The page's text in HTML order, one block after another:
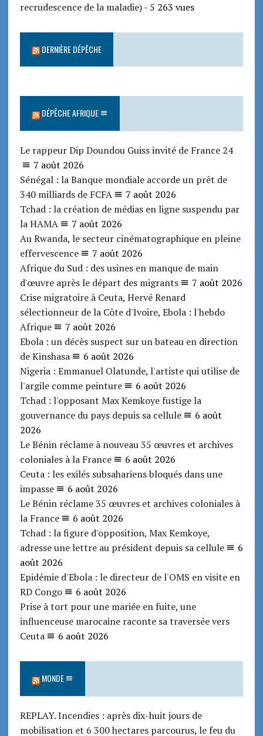
recrudescence de la maladie)- 5 263 vues
DERNIÈRE DÉPÊCHE
DÉPÊCHE AFRIQUE
Le rappeur Dip Doundou Guiss invité de France 24
7 août 2026
Sénégal : la Banque mondiale accorde un prêt de
340 milliards de FCFA
7 août 2026
Tchad : la création de médias en ligne suspendu par
la HAMA
7 août 2026
Au Rwanda, le secteur cinématographique en pleine
effervescence
7 août 2026
Afrique du Sud : des usines en manque de main
d'œuvre après le départ des migrants
7 août 2026
Crise migratoire à Ceuta, Hervé Renard
sélectionneur de la Côte d'Ivoire, Ebola : l'hebdo
Afrique
7 août 2026
Ebola : un décès suspect sur un bateau en direction
de Kinshasa
6 août 2026
Nigeria : Emmanuel Olatunde, l'artiste qui utilise de
l'argile comme peinture
6 août 2026
Tchad : l'opposant Max Kemkoye fustige la
gouvernance du pays depuis sa cellule
6 août
2026
Le Bénin réclame à nouveau 35 œuvres et archives
coloniales à la France
6 août 2026
Ceuta : les exilés subsahariens bloqués dans une
impasse
6 août 2026
Le Bénin réclame 35 œuvres et archives coloniales à
la France
6 août 2026
Tchad : la figure d'opposition, Max Kemkoye,
adresse une lettre au président depuis sa cellule
6
août 2026
Epidémie d'Ebola : le directeur de l'OMS en visite en
RD Congo
6 août 2026
Prise à tort pour une mariée en fuite, une
influenceuse marocaine raconte sa traversée vers
Ceuta
6 août 2026
MONDE
REPLAY. Incendies : après dix-huit jours de
mobilisation et 6 300 hectares parcourus, le feu du